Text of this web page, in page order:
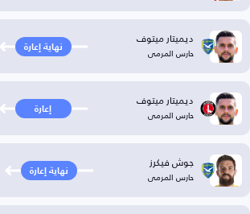
ديميتار ميتوف
حارس المرمى نهاية إعارة
ديميتار ميتوف
حارس المرمى إعارة
جوش فيكرز
حارس المرمى نهاية إعارة